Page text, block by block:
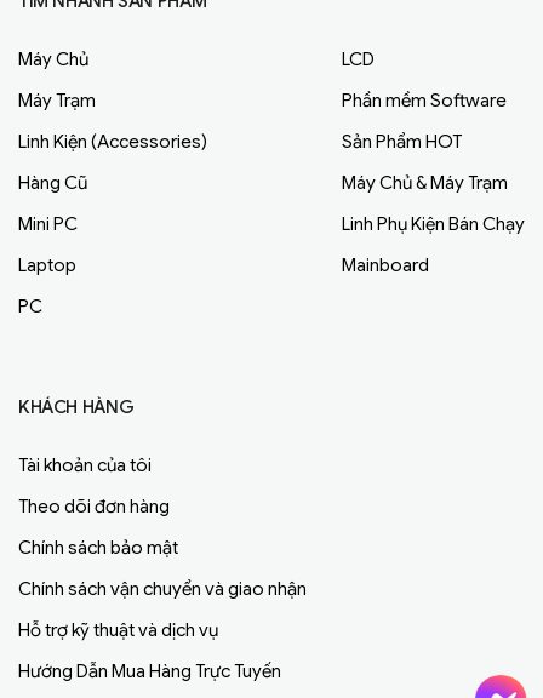
Máy Chủ
Máy Trạm
Linh Kiện (Accessories)
Hàng Cũ
Mini PC
Laptop
PC
LCD
Phần mềm Software
Sản Phẩm HOT
Máy Chủ & Máy Trạm
Linh Phụ Kiện Bán Chạy
Mainboard
KHÁCH HÀNG
Tài khoản của tôi
Theo dõi đơn hàng
Chính sách bảo mật
Chính sách vận chuyển và giao nhận
Hỗ trợ kỹ thuật và dịch vụ
Hướng Dẫn Mua Hàng Trực Tuyến